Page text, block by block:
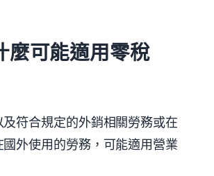
麼可能適用零稅
符合規定的外銷相關勞務或在
外使用的勞務，可能適用營業